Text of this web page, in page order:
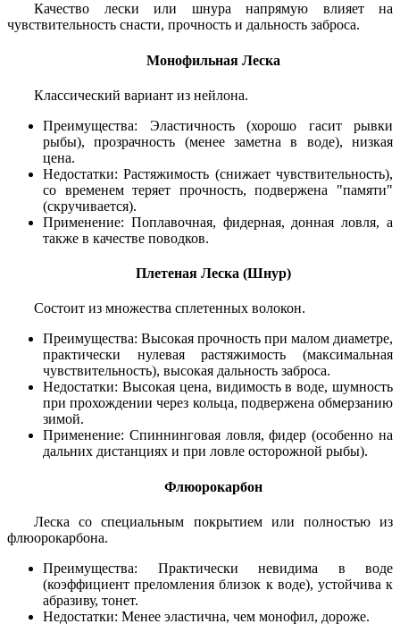
Качество лески или шнура напрямую влияет на
чувствительность снасти, прочность и дальность заброса.
Монофильная Леска
Классический вариант из нейлона.
Преимущества: Эластичность (хорошо гасит рывки
рыбы), прозрачность (менее заметна в воде), низкая
цена.
Недостатки: Растяжимость (снижает чувствительность),
со временем теряет прочность, подвержена "памяти"
(скручивается).
Применение: Поплавочная, фидерная, донная ловля, а
также в качестве поводков.
Плетеная Леска (Шнур)
Состоит из множества сплетенных волокон.
Преимущества: Высокая прочность при малом диаметре,
практически нулевая растяжимость (максимальная
чувствительность), высокая дальность заброса.
Недостатки: Высокая цена, видимость в воде, шумность
при прохождении через кольца, подвержена обмерзанию
зимой.
Применение: Спиннинговая ловля, фидер (особенно на
дальних дистанциях и при ловле осторожной рыбы).
Флюорокарбон
Леска со специальным покрытием или полностью из
флюорокарбона.
Преимущества: Практически невидима в воде
(коэффициент преломления близок к воде), устойчива к
абразиву, тонет.
Недостатки: Менее эластична, чем монофил, дороже.